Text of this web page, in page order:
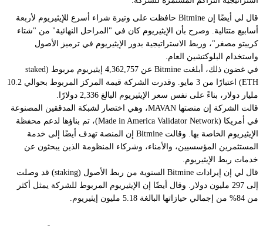
قال لي أيضًا إن Bitmine حافظت على وتيرة شراء أسرع للإيثيريوم لأربعة
أسابيع متتالية. وصرح بأن الإيثيريوم كان في "المراحل النهائية" من "شتاء
كريبتو مصغر"، وربط الاستراتيجية بدور الإيثيريوم في ترميز الأصول
واستخدام البلوكتشين العام.
في غضون ذلك، أبلغت Bitmine عن 4,362,757 إيثيريوم مربوط (staked
ETH) اعتبارًا من 3 مايو. وقدرت الشركة قيمة المركز المربوط بحوالي 10.2
مليار دولار، بناءً على نفس سعر الإيثيريوم البالغ 2,336 دولارًا.
قالت الشركة إن منصتها MAVAN، وهي اختصار لشبكة المدققين المصنوعة
في أمريكا (Made in America Validator Network)، تم بناؤها لدعم محفظة
الإيثيريوم الخاصة بها. وقالت Bitmine إن المنصة تهدف أيضًا إلى خدمة
المستثمرين المؤسسيين، والأمناء، وشركاء المنظومة الذين يبحثون عن
خدمات ربط الإيثيريوم.
قال لي إن إيرادات Bitmine السنوية من ربط الأصول (staking) قد وصلت
إلى 297 مليون دولار. وقال أيضًا إن الإيثيريوم المربوط للشركة يمثل أكثر
من 84% من إجمالي حيازاتها البالغة 5.18 مليون إيثيريوم.